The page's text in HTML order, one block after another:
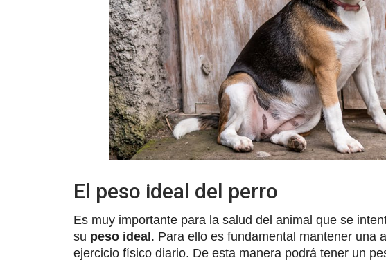
El peso ideal del perro
Es muy importante para la salud del animal que se
su peso ideal . Para ello es fundamental mantener una
ejercicio físico diario. De esta manera podrá tener un